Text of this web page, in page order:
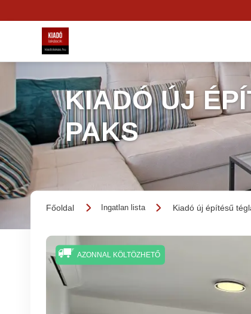
KIADÓ ÚJ
PAKS
Főoldal Ingatlan lista Kiadó új építésű
AZONNAL KÖLTÖZHETŐ